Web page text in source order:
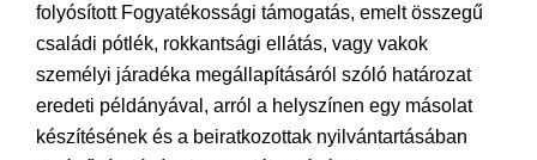
folyósított Fogyatékossági támogatás, emelt összegű
családi pótlék, rokkantsági ellátás, vagy vakok
személyi járadéka megállapításáról szóló határozat
eredeti példányával, arról a helyszínen egy másolat
készítésének és a beiratkozottak nyilvántartásában